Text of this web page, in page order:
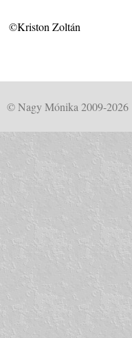
©Kriston Zoltán
© Nagy Mónika 2009-2026